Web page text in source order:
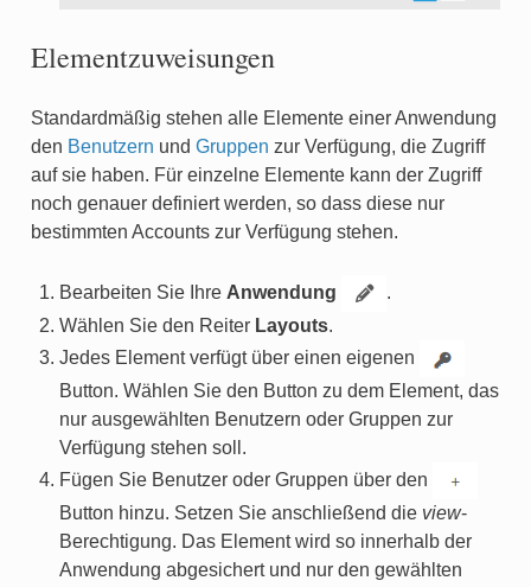
Elementzuweisungen
Standardmäßig stehen alle Elemente einer Anwendung
den Benutzern und Gruppen zur Verfügung, die Zugriff
auf sie haben. Für einzelne Elemente kann der Zugriff
noch genauer definiert werden, so dass diese nur
bestimmten Accounts zur Verfügung stehen.
Bearbeiten Sie Ihre Anwendung
.
Wählen Sie den Reiter Layouts.
Jedes Element verfügt über einen eigenen
Button. Wählen Sie den Button zu dem Element, das
nur ausgewählten Benutzern oder Gruppen zur
Verfügung stehen soll.
Fügen Sie Benutzer oder Gruppen über den
Button hinzu. Setzen Sie anschließend die view-
Berechtigung. Das Element wird so innerhalb der
Anwendung abgesichert und nur den gewählten